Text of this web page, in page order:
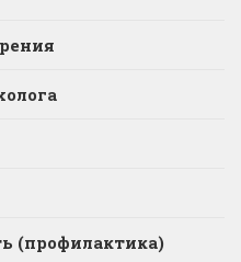
(профилактика)